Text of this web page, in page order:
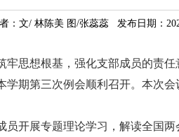
：文/ 林陈美 图/张蕊蕊 发布日期：
牢思想根基，强化支部成员的责
期第三次例会顺利召开。本次
员开展专题理论学习，解读全国